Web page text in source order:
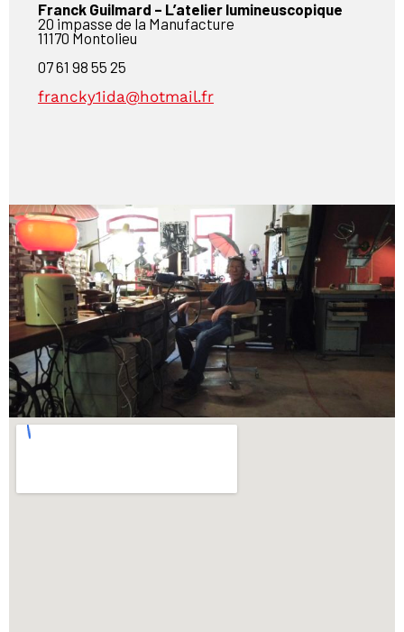
Franck Guilmard – L’atelier lumineuscopique
20 impasse de la Manufacture
11170 Montolieu
07 61 98 55 25
francky1ida@hotmail.fr